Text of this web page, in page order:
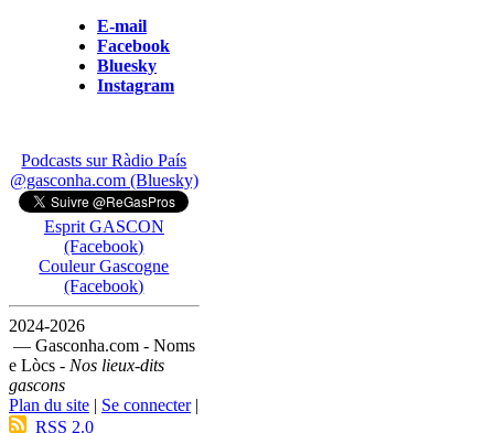
E-mail
Facebook
Bluesky
Instagram
Podcasts sur Ràdio País
@gasconha.com (Bluesky)
Esprit GASCON
(Facebook)
Couleur Gascogne
(Facebook)
2024-2026
— Gasconha.com - Noms
e Lòcs - Nos lieux-dits
gascons
Plan du site | Se connecter|
RSS 2.0